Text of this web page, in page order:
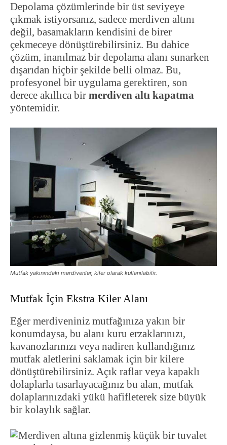
Depolama çözümlerinde bir üst seviyeye
çıkmak istiyorsanız, sadece merdiven altını
değil, basamakların kendisini de birer
çekmeceye dönüştürebilirsiniz. Bu dahice
çözüm, inanılmaz bir depolama alanı sunarken
dışarıdan hiçbir şekilde belli olmaz. Bu,
profesyonel bir uygulama gerektiren, son
derece akıllıca bir merdiven altı kapatma
yöntemidir.
Mutfak yakınındaki merdivenler, kiler olarak kullanılabilir.
Mutfak İçin Ekstra Kiler Alanı
Eğer merdiveniniz mutfağınıza yakın bir
konumdaysa, bu alanı kuru erzaklarınızı,
kavanozlarınızı veya nadiren kullandığınız
mutfak aletlerini saklamak için bir kilere
dönüştürebilirsiniz. Açık raflar veya kapaklı
dolaplarla tasarlayacağınız bu alan, mutfak
dolaplarınızdaki yükü hafifleterek size büyük
bir kolaylık sağlar.